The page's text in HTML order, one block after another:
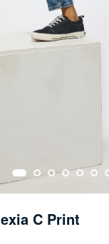
C Print